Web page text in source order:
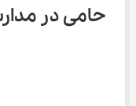
حامی در مدارس